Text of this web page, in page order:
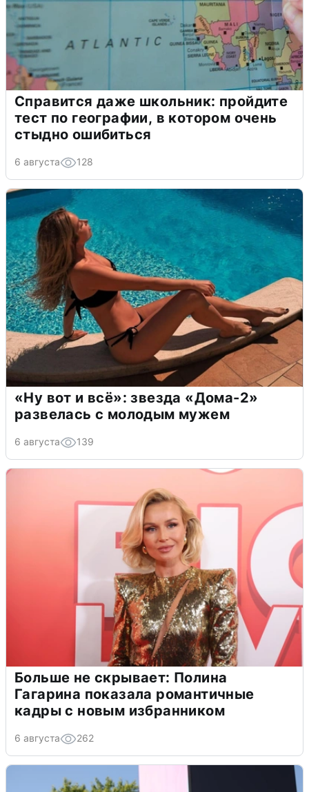
Справится даже школьник: пройдите
тест по географии, в котором очень
стыдно ошибиться
6 августа 128
«Ну вот и всё»: звезда «Дома-2»
развелась с молодым мужем
6 августа 139
Больше не скрывает: Полина
Гагарина показала романтичные
кадры с новым избранником
6 августа 262